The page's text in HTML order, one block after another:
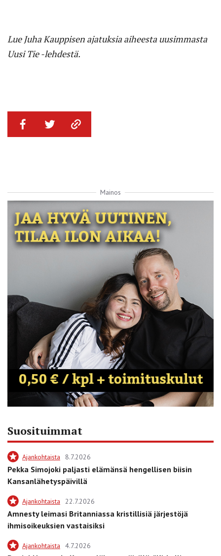
Lue Juha Kauppisen ajatuksia aiheesta uusimmasta
Uusi Tie -lehdestä.
Mainos
Suosituimmat
Ajankohtaista 8.7.2026
Pekka Simojoki paljasti elämänsä hengellisen biisin
Kansanlähetyspäivillä
Ajankohtaista 22.7.2026
Amnesty leimasi Britanniassa kristillisiä järjestöjä
ihmisoikeuksien vastaisiksi
Ajankohtaista 4.7.2026